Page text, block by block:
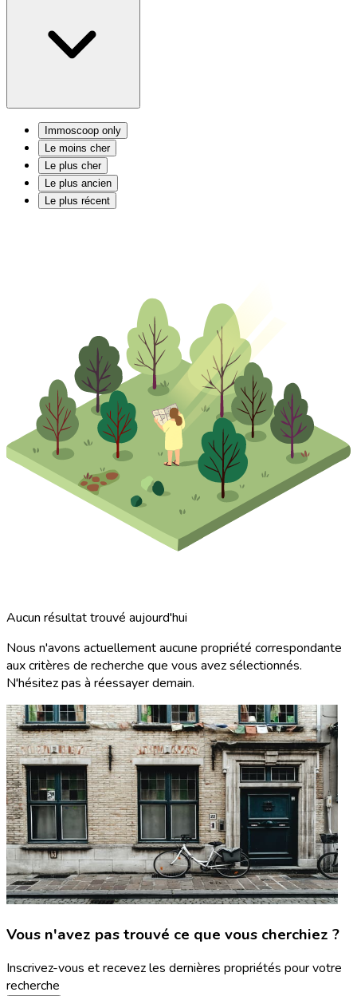
Immoscoop only
Le moins cher
Le plus cher
Le plus ancien
Le plus récent
Aucun résultat trouvé aujourd'hui
Nous n'avons actuellement aucune propriété correspondante
aux critères de recherche que vous avez sélectionnés.
N'hésitez pas à réessayer demain.
Vous n'avez pas trouvé ce que vous cherchiez ?
Inscrivez-vous et recevez les dernières propriétés pour votre
recherche